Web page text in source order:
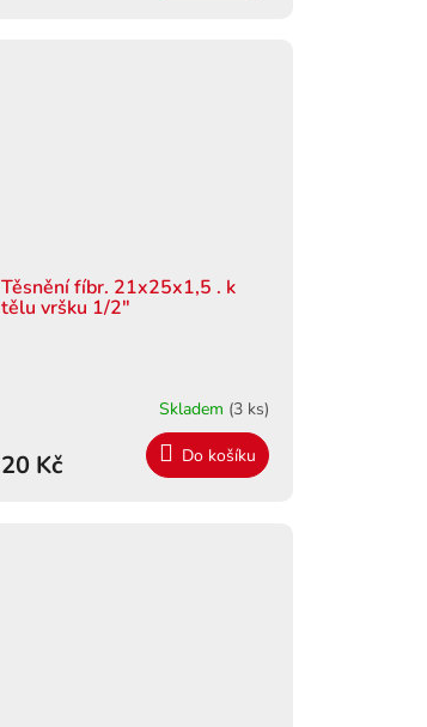
Těsnění fíbr. 21x25x1,5 . k
tělu vršku 1/2"
Skladem (3 ks)
20 Kč Do košíku